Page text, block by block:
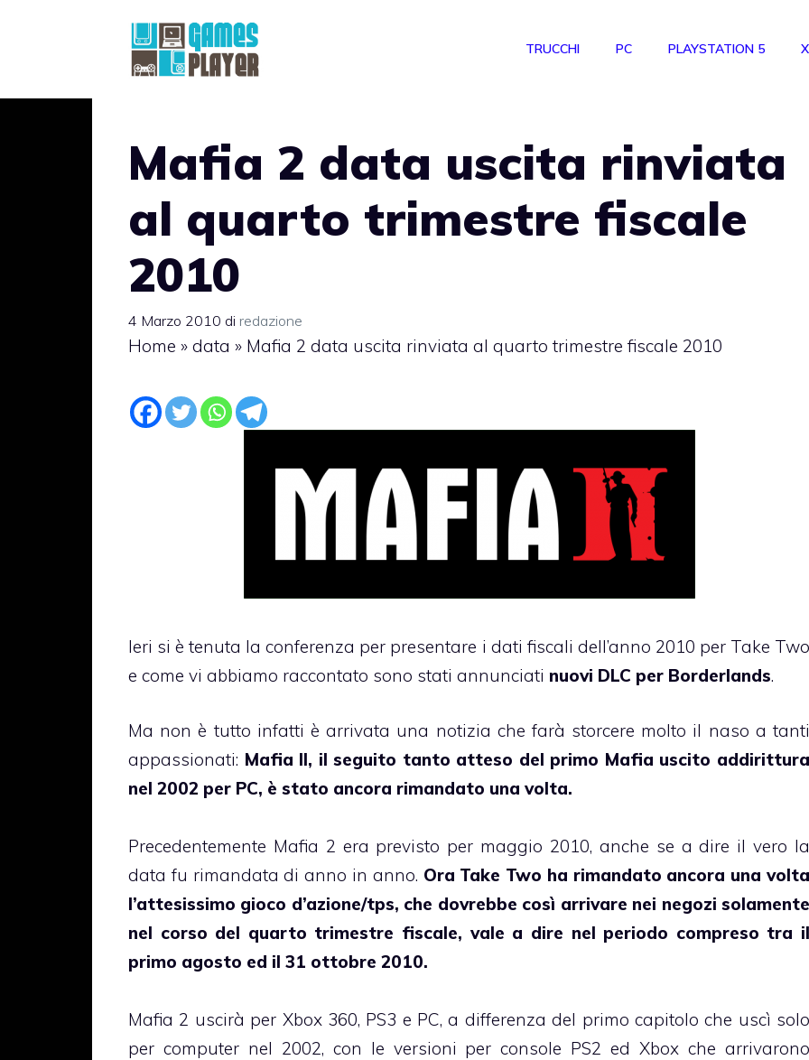
TRUCCHI PC PLAYSTATION 5
Mafia 2 data uscita rinviata
al quarto trimestre fiscale
2010
4 Marzo 2010 di redazione
Home » data » Mafia 2 data uscita rinviata al quarto trimestre fiscale 2010
Ieri si è tenuta la conferenza per presentare i dati fiscali dell’anno 2010 per Take Two
e come vi abbiamo raccontato sono stati annunciati nuovi DLC per Borderlands.
Ma non è tutto infatti è arrivata una notizia che farà storcere molto il naso a tanti
appassionati: Mafia II, il seguito tanto atteso del primo Mafia uscito
nel 2002 per PC, è stato ancora rimandato una volta.
Precedentemente Mafia 2 era previsto per maggio 2010, anche se a dire il vero la
data fu rimandata di anno in anno. Ora Take Two ha rimandato ancora una volta
l’attesissimo gioco d’azione/tps, che dovrebbe così arrivare nei negozi solamente
nel corso del quarto trimestre fiscale, vale a dire nel periodo compreso tra il
primo agosto ed il 31 ottobre 2010.
Mafia 2 uscirà per Xbox 360, PS3 e PC, a differenza del primo capitolo che uscì solo
per computer nel 2002, con le versioni per console PS2 ed Xbox che arrivarono